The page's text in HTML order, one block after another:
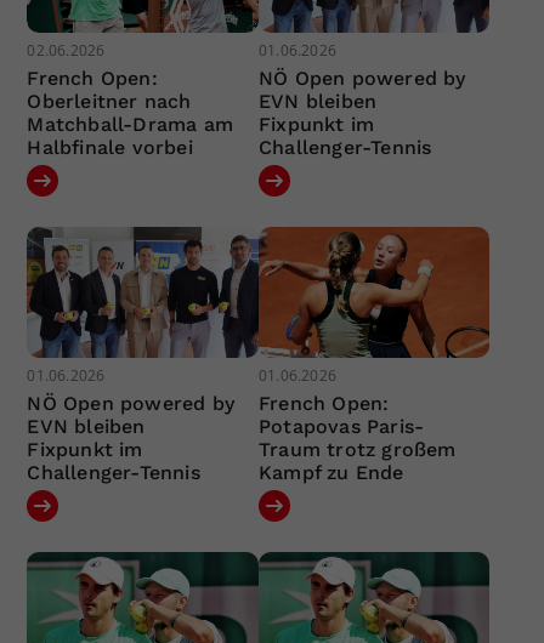
02.06.2026
French Open:
Oberleitner nach
Matchball-Drama am
Halbfinale vorbei
01.06.2026
NÖ Open powered by
EVN bleiben
Fixpunkt im
Challenger-Tennis
01.06.2026
NÖ Open powered by
EVN bleiben
Fixpunkt im
Challenger-Tennis
01.06.2026
French Open:
Potapovas Paris-
Traum trotz großem
Kampf zu Ende